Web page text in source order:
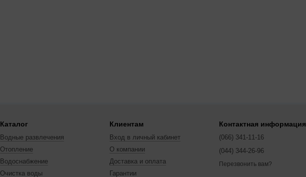
Каталог
Водные развлечения
Отопление
Водоснабжение
Очистка воды
Клиентам
Вход в личный кабинет
О компании
Доставка и оплата
Гарантии
Контактная информация
(066) 341-11-16
(044) 344-26-96
Перезвонить вам?